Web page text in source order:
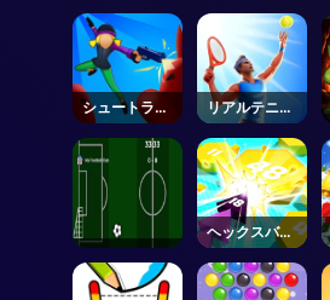
シュートラッ
シュ2
リアルテニス
3D
ヘックスバー
スト